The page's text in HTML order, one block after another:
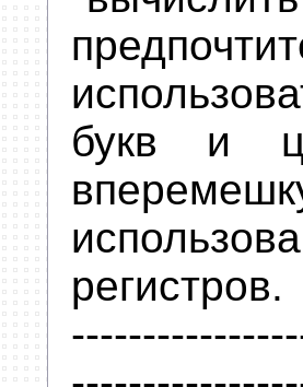
букв и
регистров.